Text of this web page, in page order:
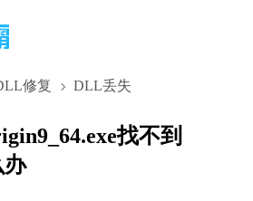
修复 DLL丢失
找不到
办